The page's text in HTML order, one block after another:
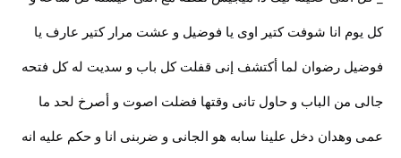
كل يوم انا شوفت كتير اوى يا فوضيل و عشت مرار كتير عارف يا
فوضيل رضوان لما أكتشف إنى قفلت كل باب و سديت له كل فتحه
جالى من الباب و حاول تانى وقتها فضلت اصوت و أصرخ لحد ما
عمى وهدان دخل علينا سابه هو الجانى و ضربنى انا و حكم عليه انه